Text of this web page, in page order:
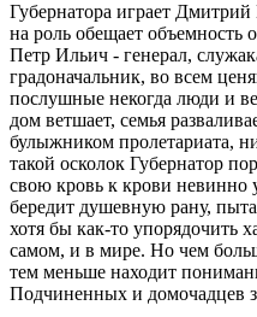
Губернатора играет
на роль обещает объемность
Петр Ильич - генерал,
градоначальник, во всем
послушные некогда люди и
дом ветшает, семья
булыжником пролетариата,
такой осколок Губернатор
свою кровь к крови невинно
бередит душевную рану,
хотя бы как-то упорядочить
самом, и в мире. Но чем
тем меньше находит
Подчиненных и домочадцев